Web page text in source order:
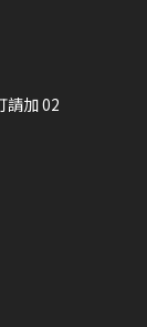
請加 02